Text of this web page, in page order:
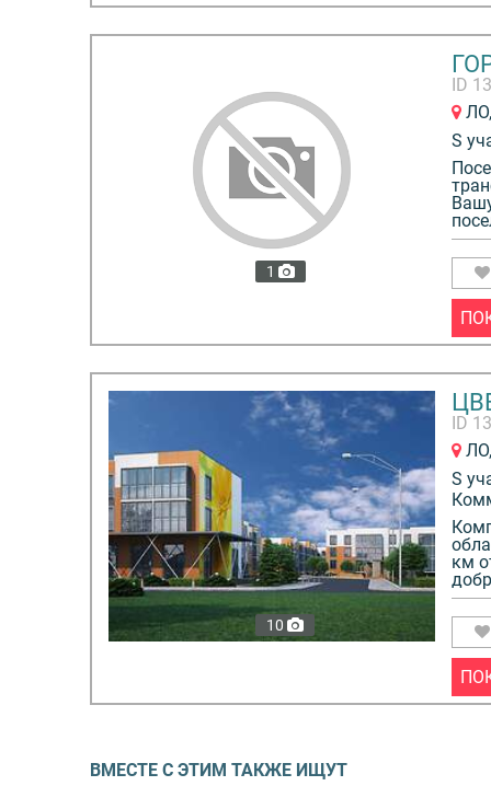
1
ID
ЛО,
S
10
ID
ЛО,
S
км
ВМЕСТЕ С ЭТИМ ТАКЖЕ ИЩУТ